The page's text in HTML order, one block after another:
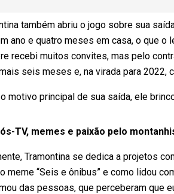
também abriu o jogo sobre sua
ano e quatro meses em casa, o que
recebi muitos convites, mas pelo
seis meses e, na virada para 2022,
motivo principal de sua saída, ele
TV, memes e paixão pelo
Tramontina se dedica a projetos
meme “Seis e ônibus” e como lidou
das pessoas, que perceberam que